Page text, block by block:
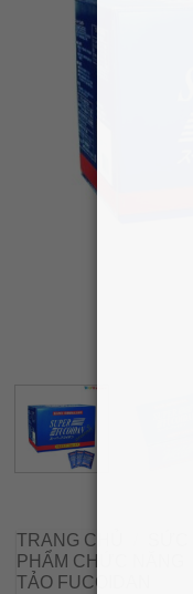
TRANG CHỦ
PHẨM CHỨC NĂNG
TẢO FUCOIDAN